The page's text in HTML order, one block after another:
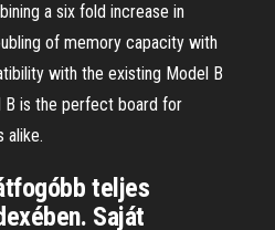
a six fold increase in
of memory capacity with
with the existing Model B
B is the perfect board for
alike.
teljes
Saját